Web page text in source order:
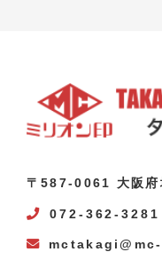
〒587-0061 大阪府
072-362-3281